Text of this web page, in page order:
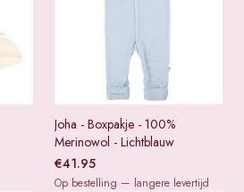
Joha - Boxpakje - 100%
Merinowol - Lichtblauw
€41.95
Op bestelling — langere levertijd